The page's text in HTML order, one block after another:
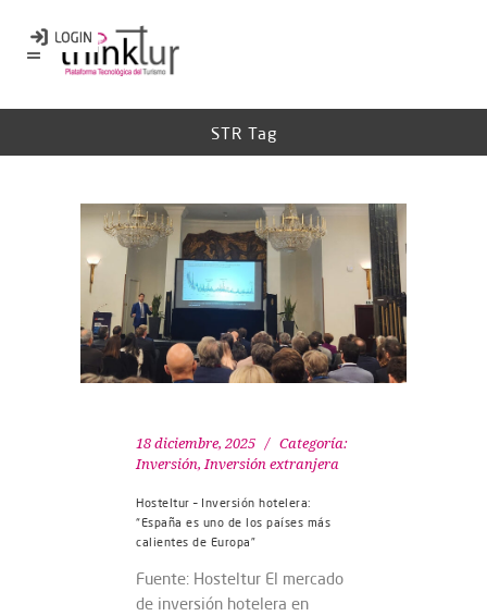
STR Tag
18 diciembre, 2025
Categoría:
Inversión, Inversión extranjera
Hosteltur – Inversión hotelera:
“España es uno de los países más
calientes de Europa”
Fuente: Hosteltur El mercado
de inversión hotelera en